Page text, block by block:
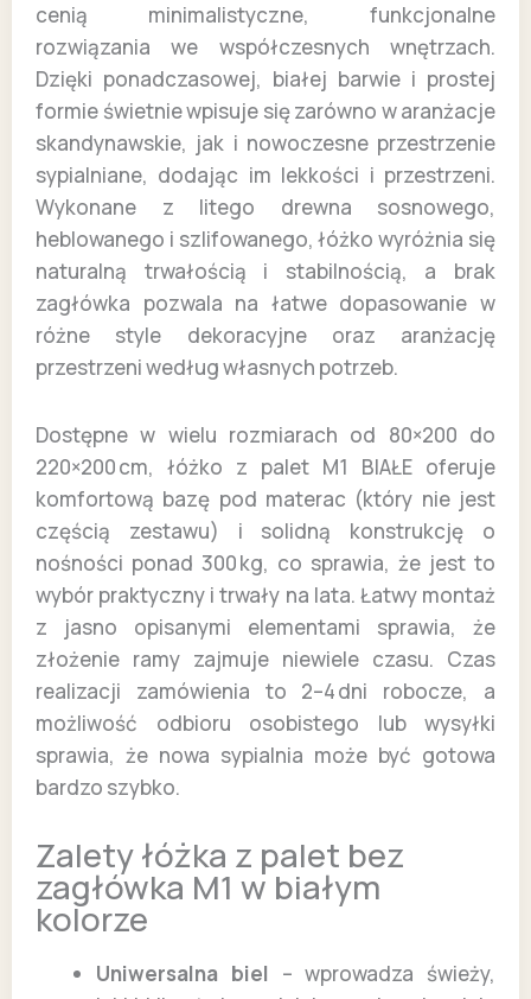
cenią minimalistyczne, funkcjonalne
rozwiązania we współczesnych wnętrzach.
Dzięki ponadczasowej, białej barwie i prostej
formie świetnie wpisuje się zarówno w aranżacje
skandynawskie, jak i nowoczesne przestrzenie
sypialniane, dodając im lekkości i przestrzeni.
Wykonane z litego drewna sosnowego,
heblowanego i szlifowanego, łóżko wyróżnia się
naturalną trwałością i stabilnością, a brak
zagłówka pozwala na łatwe dopasowanie w
różne style dekoracyjne oraz aranżację
przestrzeni według własnych potrzeb.
Dostępne w wielu rozmiarach od 80×200 do
220×200 cm, łóżko z palet M1 BIAŁE oferuje
komfortową bazę pod materac (który nie jest
częścią zestawu) i solidną konstrukcję o
nośności ponad 300 kg, co sprawia, że jest to
wybór praktyczny i trwały na lata. Łatwy montaż
z jasno opisanymi elementami sprawia, że
złożenie ramy zajmuje niewiele czasu. Czas
realizacji zamówienia to 2–4 dni robocze, a
możliwość odbioru osobistego lub wysyłki
sprawia, że nowa sypialnia może być gotowa
bardzo szybko.
Zalety łóżka z palet bez
zagłówka M1 w białym
kolorze
Uniwersalna biel – wprowadza świeży,